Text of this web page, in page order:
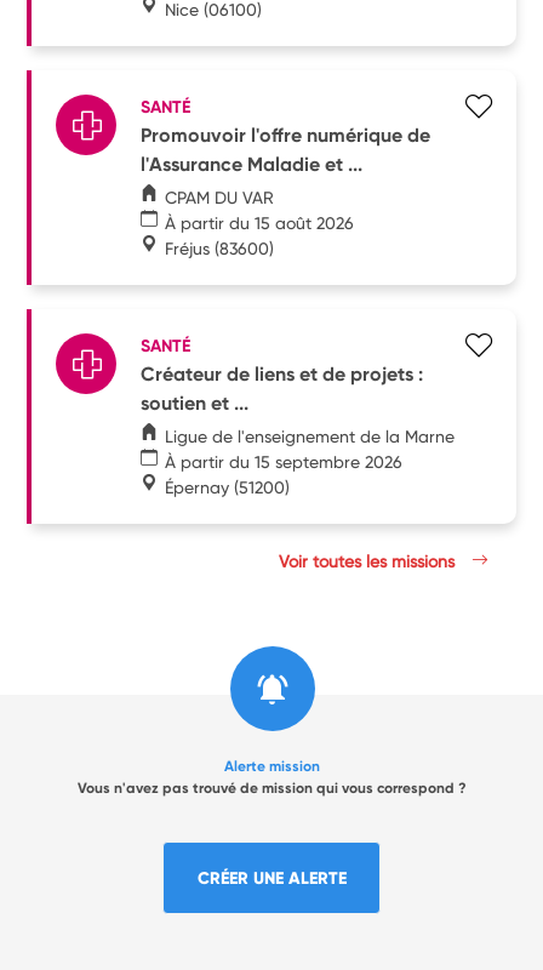
Nice (06100)
SANTÉ
Promouvoir l'offre numérique de
l'Assurance Maladie et ...
CPAM DU VAR
À partir du 15 août 2026
Fréjus (83600)
SANTÉ
Créateur de liens et de projets :
soutien et ...
Ligue de l'enseignement de la Marne
À partir du 15 septembre 2026
Épernay (51200)
Voir toutes les missions
Alerte mission
Vous n'avez pas trouvé de mission qui vous correspond ?
CRÉER UNE ALERTE